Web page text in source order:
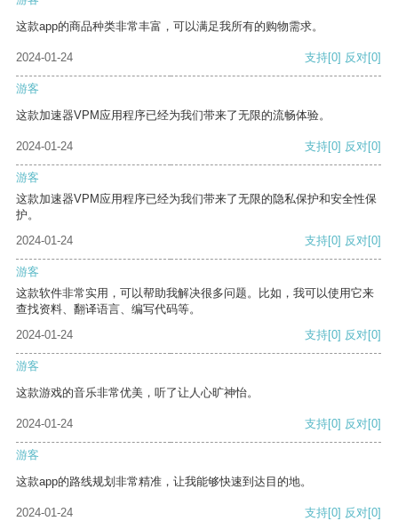
这款app的商品种类非常丰富，可以满足我所有的购物需求。
2024-01-24 支持[0] 反对[0]
游客
这款加速器VPM应用程序已经为我们带来了无限的流畅体验。
2024-01-24 支持[0] 反对[0]
游客
这款加速器VPM应用程序已经为我们带来了无限的隐私保护和安全性保
护。
2024-01-24
支持[0] 反对[0]
游客
这款软件非常实用，可以帮助我解决很多问题。比如，我可以使用它来
查找资料、翻译语言、编写代码等。
2024-01-24
支持[0] 反对[0]
游客
这款游戏的音乐非常优美，听了让人心旷神怡。
2024-01-24 支持[0] 反对[0]
游客
这款app的路线规划非常精准，让我能够快速到达目的地。
2024-01-24 支持[0] 反对[0]